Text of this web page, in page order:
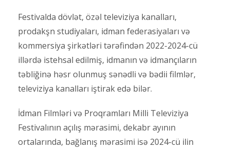
Festivalda dövlət, özəl televiziya kanalları,
prodakşn studiyaları, idman federasiyaları və
kommersiya şirkətləri tərəfindən 2022-2024-cü
illərdə istehsal edilmiş, idmanın və idmançıların
təbliğinə həsr olunmuş sənədli və bədii filmlər,
televiziya kanalları iştirak edə bilər.
İdman Filmləri və Proqramları Milli Televiziya
Festivalının açılış mərasimi, dekabr ayının
ortalarında, bağlanış mərasimi isə 2024-cü ilin